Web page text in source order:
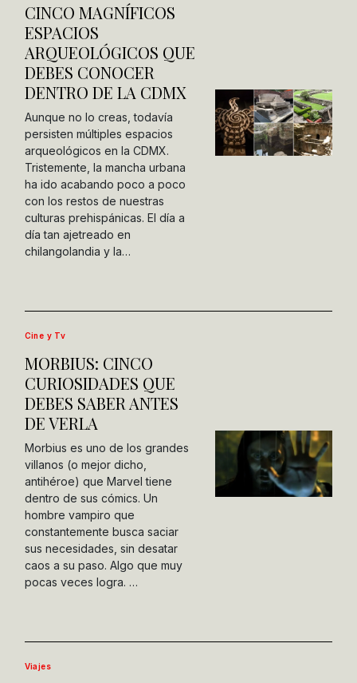
CINCO MAGNÍFICOS
ESPACIOS
ARQUEOLÓGICOS QUE
DEBES CONOCER
DENTRO DE LA CDMX
Aunque no lo creas, todavía
persisten múltiples espacios
arqueológicos en la CDMX.
Tristemente, la mancha urbana
ha ido acabando poco a poco
con los restos de nuestras
culturas prehispánicas. El día a
día tan ajetreado en
chilangolandia y la…
Cine y Tv
MORBIUS: CINCO
CURIOSIDADES QUE
DEBES SABER ANTES
DE VERLA
Morbius es uno de los grandes
villanos (o mejor dicho,
antihéroe) que Marvel tiene
dentro de sus cómics. Un
hombre vampiro que
constantemente busca saciar
sus necesidades, sin desatar
caos a su paso. Algo que muy
pocas veces logra. …
Viajes